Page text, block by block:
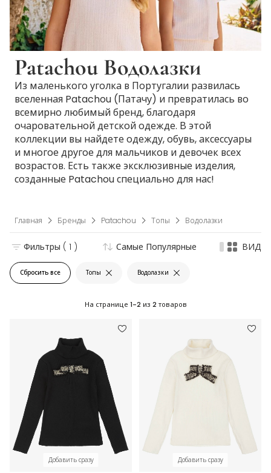
Patachou Водолазки
Из маленького уголка в Португалии развилась
вселенная Patachou (Патачу) и превратилась во
всемирно любимый бренд, благодаря
очаровательной детской одежде. В этой
коллекции вы найдете одежду, обувь, аксессуары
и многое другое для мальчиков и девочек всех
возрастов. Есть также эксклюзивные изделия,
созданные Patachou специально для нас!
Главная Бренды Patachou Топы Водолазки
Сбросить все Топы Водолазки
Фильтры ( 1 ) Самые Популярные ВИД
На странице 1-2 из 2 товаров
Добавить сразу Добавить сразу